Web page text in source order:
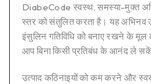
DiabeCode स्वस्थ, समस्या-मुक्त
स्तर को संतुलित करता है। यह अभिनव
इंसुलिन गतिविधि को बनाए रखने के मूल
आप बिना किसी प्रतिबंध के आनंद ले
उत्पाद कठिनाइयों को कम करने और